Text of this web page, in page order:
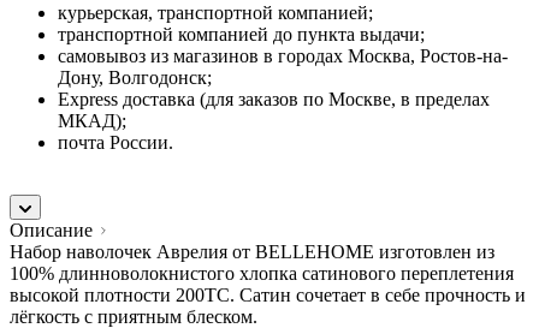
курьерская, транспортной компанией;
транспортной компанией до пункта выдачи;
самовывоз из магазинов в городах Москва, Ростов-на-
Дону, Волгодонск;
Express доставка (для заказов по Москве, в пределах
МКАД);
почта России.
Описание
Набор наволочек Аврелия от BELLEHOME изготовлен из
100% длинноволокнистого хлопка сатинового переплетения
высокой плотности 200TC. Сатин сочетает в себе прочность и
лёгкость с приятным блеском.